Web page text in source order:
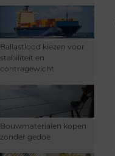
Ballastlood kiezen voor
stabiliteit en
contragewicht
Bouwmaterialen kopen
zonder gedoe